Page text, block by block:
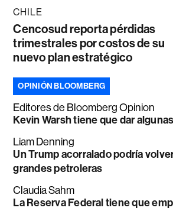
CHILE
Cencosud reporta pérdidas
trimestrales por costos de su
nuevo plan estratégico
OPINIÓN BLOOMBERG
Editores de Bloomberg Opinion
Kevin Warsh tiene que dar
Liam Denning
Un Trump acorralado podría
grandes petroleras
Claudia Sahm
La Reserva Federal tiene que